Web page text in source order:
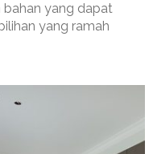
yang dapat
yang ramah